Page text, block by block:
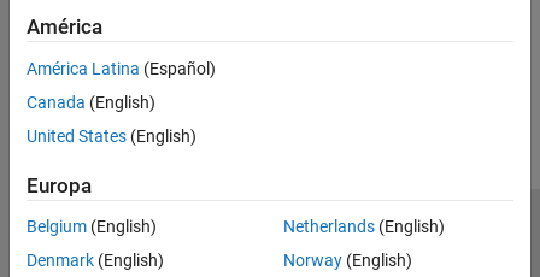
América
América Latina (Español)
Canada (English)
United States (English)
Europa
Belgium (English)
Denmark (English)
Netherlands(English)
Norway(English)
Centro de confianza
Marcas comerciales
Política de privacidad
Antipiratería
Estado de las aplicaciones